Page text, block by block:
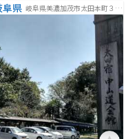
阜県 岐阜県美濃加茂市太田本町３丁